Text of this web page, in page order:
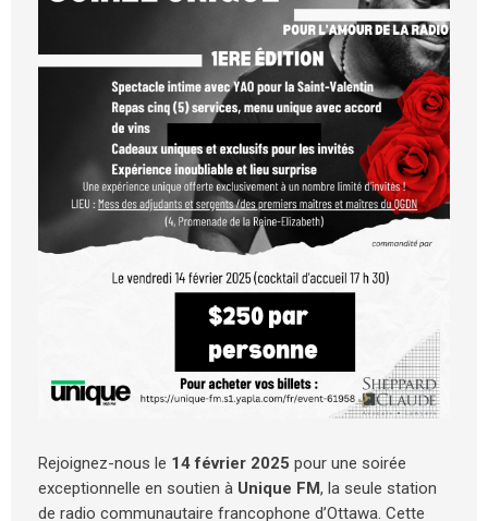
Rejoignez-nous le 14 février 2025 pour une soirée
exceptionnelle en soutien à Unique FM, la seule station
de radio communautaire francophone d’Ottawa. Cette